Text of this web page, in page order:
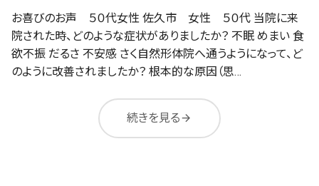
お喜びのお声 ５０代女性 佐久市 女性 ５０代 当院に来
院された時、どのような症状がありましたか？ 不眠 めまい 食
欲不振 だるさ 不安感 さく自然形体院へ通うようになって、ど
のように改善されましたか？ 根本的な原因（思…
続きを見るarrow_forward